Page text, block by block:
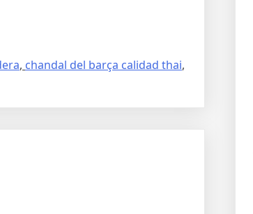
, chandal del barça calidad thai,